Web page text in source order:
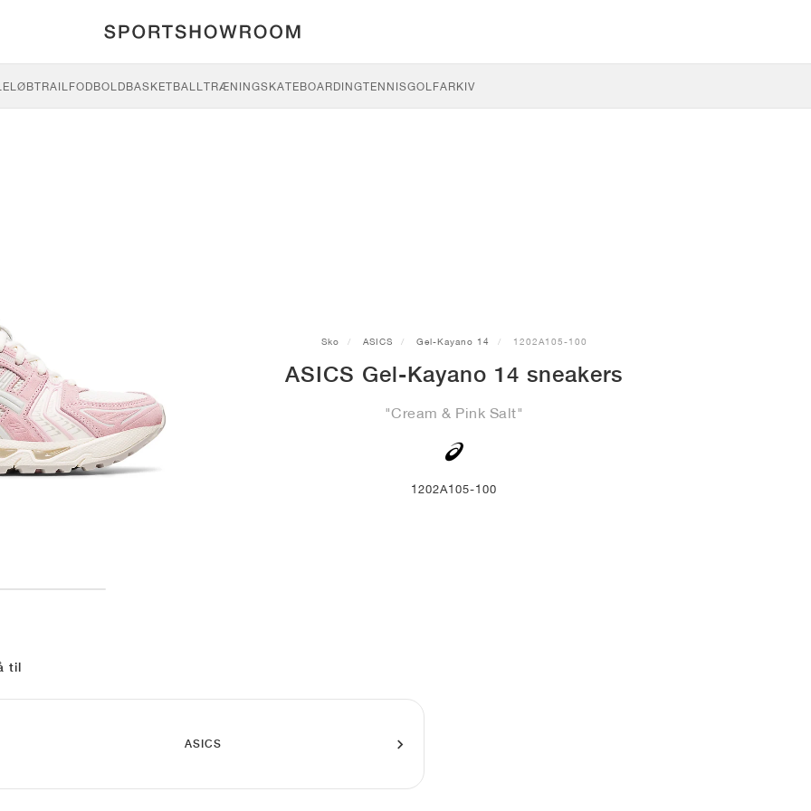
LØBTRAILFODBOLDBASKETBALLTRÆNINGSKATEBOARDINGTENNISGOLFARKIV
Sko ASICS Gel-Kayano 14 1202A105-100
ASICS Gel-Kayano 14 sneakers
"Cream & Pink Salt"
1202A105-100
til
ASICS